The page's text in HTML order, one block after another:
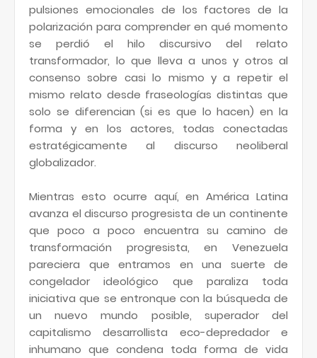
pulsiones emocionales de los factores de la
polarización para comprender en qué momento
se perdió el hilo discursivo del relato
transformador, lo que lleva a unos y otros al
consenso sobre casi lo mismo y a repetir el
mismo relato desde fraseologías distintas que
solo se diferencian (si es que lo hacen) en la
forma y en los actores, todas conectadas
estratégicamente al discurso neoliberal
globalizador.
Mientras esto ocurre aquí, en América Latina
avanza el discurso progresista de un continente
que poco a poco encuentra su camino de
transformación progresista, en Venezuela
pareciera que entramos en una suerte de
congelador ideológico que paraliza toda
iniciativa que se entronque con la búsqueda de
un nuevo mundo posible, superador del
capitalismo desarrollista eco-depredador e
inhumano que condena toda forma de vida